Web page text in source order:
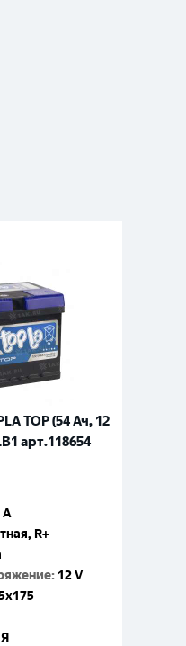
TOP (54 Ач, 12
арт.118654
A
R+
: 12 V